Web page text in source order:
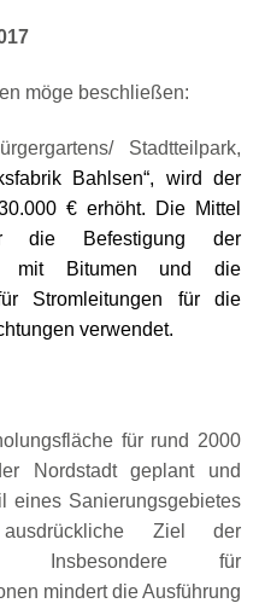
möge beschließen:
Stadtteilpark,
Bahlsen“, wird der
€ erhöht. Die Mittel
die Befestigung der
mit Bitumen und die
Stromleitungen für die
verwendet.
für rund 2000
Nordstadt geplant und
eines Sanierungsgebietes
Ziel der
Insbesondere für
mindert die Ausführung